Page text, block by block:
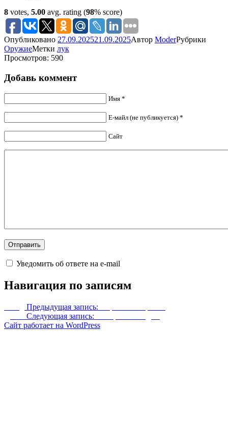
8 votes, 5.00 avg. rating (98% score)
Опубликовано 27.09.202521.09.2025Автор ModerРубрики
ОружиеМетки лук
Просмотров: 590
Добавь коммент
Имя *
Е-майл (не публикуется) *
Сайт
Уведомить об ответе на e-mail
Навигация по записям
Предыдущая запись:
Следующая запись:
Сайт работает на WordPress